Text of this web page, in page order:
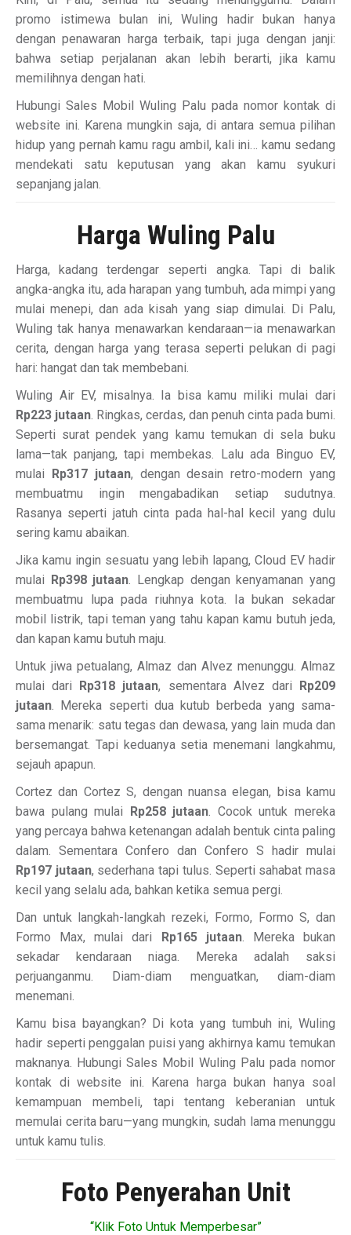
promo istimewa bulan ini, Wuling hadir bukan hanya
dengan penawaran harga terbaik, tapi juga dengan janji:
bahwa setiap perjalanan akan lebih berarti, jika kamu
memilihnya dengan hati.
Hubungi Sales Mobil Wuling Palu pada nomor kontak di
website ini. Karena mungkin saja, di antara semua pilihan
hidup yang pernah kamu ragu ambil, kali ini… kamu sedang
mendekati satu keputusan yang akan kamu syukuri
sepanjang jalan.
Harga Wuling Palu
Harga, kadang terdengar seperti angka. Tapi di balik
angka-angka itu, ada harapan yang tumbuh, ada mimpi yang
mulai menepi, dan ada kisah yang siap dimulai. Di Palu,
Wuling tak hanya menawarkan kendaraan—ia menawarkan
cerita, dengan harga yang terasa seperti pelukan di pagi
hari: hangat dan tak membebani.
Wuling Air EV, misalnya. Ia bisa kamu miliki mulai dari
Rp223 jutaan. Ringkas, cerdas, dan penuh cinta pada bumi.
Seperti surat pendek yang kamu temukan di sela buku
lama—tak panjang, tapi membekas. Lalu ada Binguo EV,
mulai Rp317 jutaan, dengan desain retro-modern yang
membuatmu ingin mengabadikan setiap sudutnya.
Rasanya seperti jatuh cinta pada hal-hal kecil yang dulu
sering kamu abaikan.
Jika kamu ingin sesuatu yang lebih lapang, Cloud EV hadir
mulai Rp398 jutaan. Lengkap dengan kenyamanan yang
membuatmu lupa pada riuhnya kota. Ia bukan sekadar
mobil listrik, tapi teman yang tahu kapan kamu butuh jeda,
dan kapan kamu butuh maju.
Untuk jiwa petualang, Almaz dan Alvez menunggu. Almaz
mulai dari Rp318 jutaan, sementara Alvez dari Rp209
jutaan. Mereka seperti dua kutub berbeda yang sama-
sama menarik: satu tegas dan dewasa, yang lain muda dan
bersemangat. Tapi keduanya setia menemani langkahmu,
sejauh apapun.
Cortez dan Cortez S, dengan nuansa elegan, bisa kamu
bawa pulang mulai Rp258 jutaan. Cocok untuk mereka
yang percaya bahwa ketenangan adalah bentuk cinta paling
dalam. Sementara Confero dan Confero S hadir mulai
Rp197 jutaan, sederhana tapi tulus. Seperti sahabat masa
kecil yang selalu ada, bahkan ketika semua pergi.
Dan untuk langkah-langkah rezeki, Formo, Formo S, dan
Formo Max, mulai dari Rp165 jutaan. Mereka bukan
sekadar kendaraan niaga. Mereka adalah saksi
perjuanganmu. Diam-diam menguatkan, diam-diam
menemani.
Kamu bisa bayangkan? Di kota yang tumbuh ini, Wuling
hadir seperti penggalan puisi yang akhirnya kamu temukan
maknanya. Hubungi Sales Mobil Wuling Palu pada nomor
kontak di website ini. Karena harga bukan hanya soal
kemampuan membeli, tapi tentang keberanian untuk
memulai cerita baru—yang mungkin, sudah lama menunggu
untuk kamu tulis.
Foto Penyerahan Unit
“Klik Foto Untuk Memperbesar”